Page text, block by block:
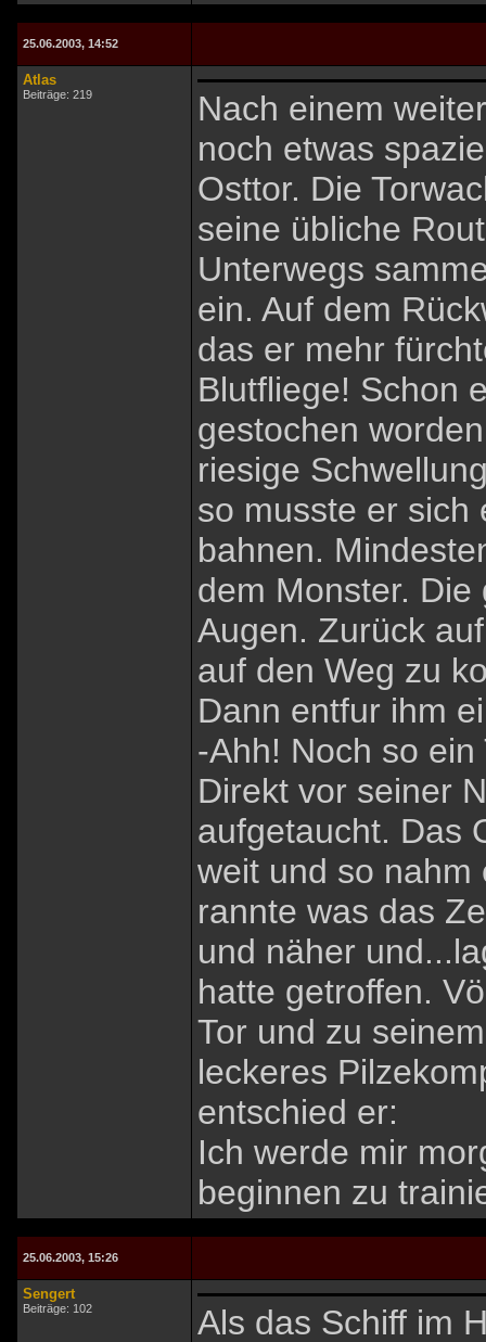
25.06.2003, 14:52
Atlas
Beiträge: 219
Nach einem
noch etwas
Osttor. Die
seine übliche
Unterwegs
ein. Auf dem
das er mehr
Blutfliege! Schon
gestochen
riesige
so musste er sich
bahnen.
dem Monster.
Augen. Zurück
auf den Weg zu
Dann entfur ihm
-Ahh! Noch so ein
Direkt vor seiner
aufgetaucht. Das
weit und so nahm
rannte was das
und näher
hatte getroffen.
Tor und zu
leckeres
entschied er:
Ich werde mir
beginnen zu
25.06.2003, 15:26
Sengert
Beiträge: 102 Als das Schiff im